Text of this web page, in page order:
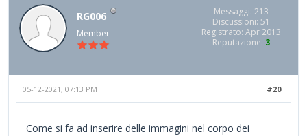
RG006
Member
Messaggi: 213
Discussioni: 51
Registrato: Apr 2013
Reputazione: 3
#20
05-12-2021, 07:13 PM
Come si fa ad inserire delle immagini nel corpo dei